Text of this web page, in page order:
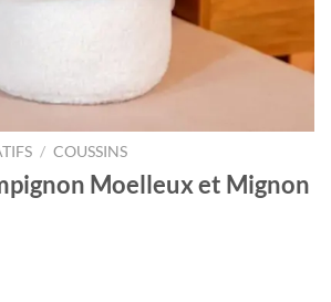
/ COUSSINS
Moelleux et Mignon